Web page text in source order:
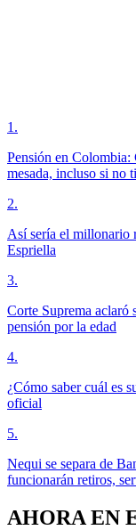
1 .
Pensión en Colombia:
mesada, incluso si no
2.
Así sería el millonario
Espriella
3.
Corte Suprema aclaró
pensión por la edad
4.
¿Cómo saber cuál es
oficial
5.
Nequi se separa de
funcionarán retiros,
AHORA EN